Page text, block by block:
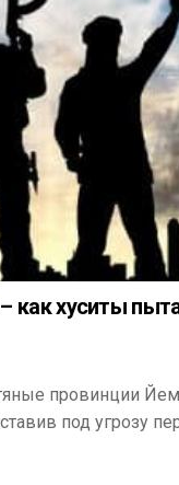
как хуситы
провинции
под угрозу